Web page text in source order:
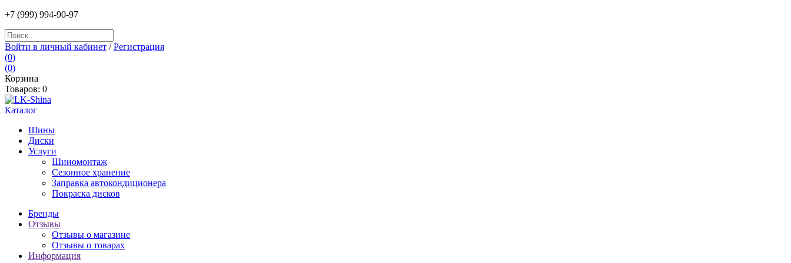
+7 (999) 994-90-97
Войти в личный кабинет /Регистрация
(0)
(0)
Корзина
Товаров: 0
Каталог
Шины
Диски
Услуги
Шиномонтаж
Сезонное хранение
Заправка автокондиционера
Покраска дисков
Бренды
Отзывы
Отзывы о магазине
Отзывы о товарах
Информация